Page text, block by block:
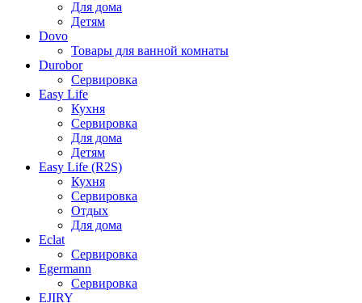
Для дома
Детям
Dovo
Товары для ванной комнаты
Durobor
Сервировка
Easy Life
Кухня
Сервировка
Для дома
Детям
Easy Life (R2S)
Кухня
Сервировка
Отдых
Для дома
Eclat
Сервировка
Egermann
Сервировка
EJIRY